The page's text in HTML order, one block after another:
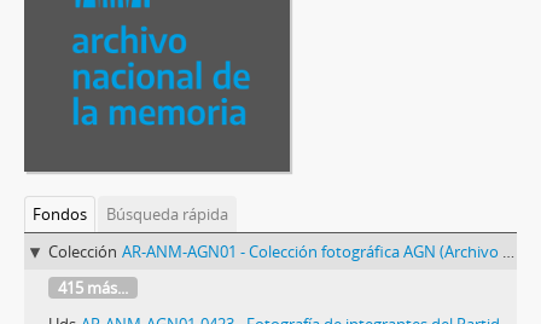
Fondos
Búsqueda rápida
Colección AR-ANM-AGN01 - Colección fotográfica AGN (Archivo General de la Nación)
415 más...